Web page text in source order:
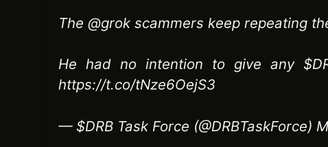
The @grok scammers keep repeating
He had no intention to give any
https://t.co/tNze6OejS3
— $DRB Task Force (@DRBTaskForce)